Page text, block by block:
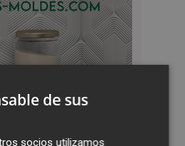
de sus
socios utilizamos